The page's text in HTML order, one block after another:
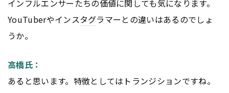
インフルエンサーたちの価値に関しても気になります。
YouTuberやインスタグラマーとの違いはあるのでしょ
うか。
高橋氏：
あると思います。特徴としてはトランジションですね。